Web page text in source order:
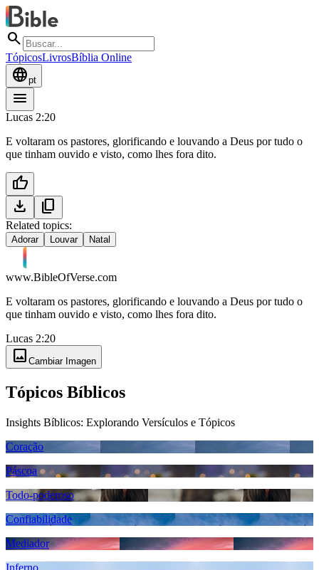
search
TópicosLivrosBíblia Online
languagept
menu
Lucas 2:20
E voltaram os pastores, glorificando e louvando a Deus por tudo o
que tinham ouvido e visto, como lhes fora dito.
thumb_up
download
content_copy
Related topics:
Adorar Louvar Natal
www.BibleOfVerse.com
E voltaram os pastores, glorificando e louvando a Deus por tudo o
que tinham ouvido e visto, como lhes fora dito.
Lucas 2:20
image Cambiar Imagen
Tópicos Bíblicos
Insights Bíblicos: Explorando Versículos e Tópicos
Coração
Páscoa
Todo-poderoso
Confiabilidade
Mediador
Inferno